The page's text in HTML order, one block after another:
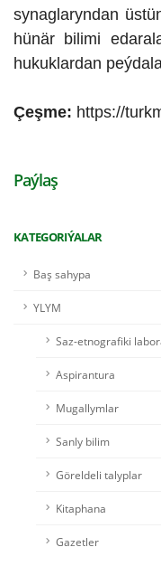
synaglaryndan
hünär bilimi
hukuklardan
Çeşme: https://
Paýlaş
KATEGORIÝALAR
Baş sahypa
YLYM
Saz-etnografiki
Aspirantura
Mugallymlar
Sanly bilim
Göreldeli talyplar
Kitaphana
Gazetler